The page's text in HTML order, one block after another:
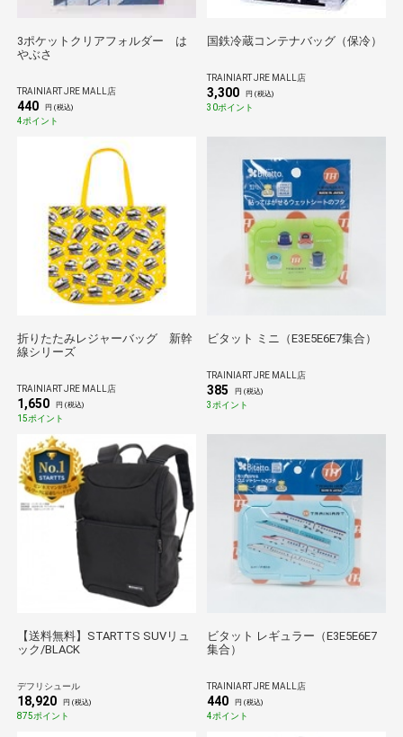
3ポケットクリアフォルダー は
やぶさ
TRAINIART JRE MALL店
440 円 (税込)
4ポイント
国鉄冷蔵コンテナバッグ（保冷）
TRAINIART JRE MALL店
3,300 円 (税込)
30ポイント
折りたたみレジャーバッグ 新幹
線シリーズ
TRAINIART JRE MALL店
1,650 円 (税込)
15ポイント
ビタット ミニ（E3E5E6E7集合）
TRAINIART JRE MALL店
385 円 (税込)
3ポイント
【送料無料】STARTTS SUVリュ
ック/BLACK
デフリシュール
18,920 円 (税込)
875ポイント
ビタット レギュラー（E3E5E6E7
集合）
TRAINIART JRE MALL店
440 円 (税込)
4ポイント